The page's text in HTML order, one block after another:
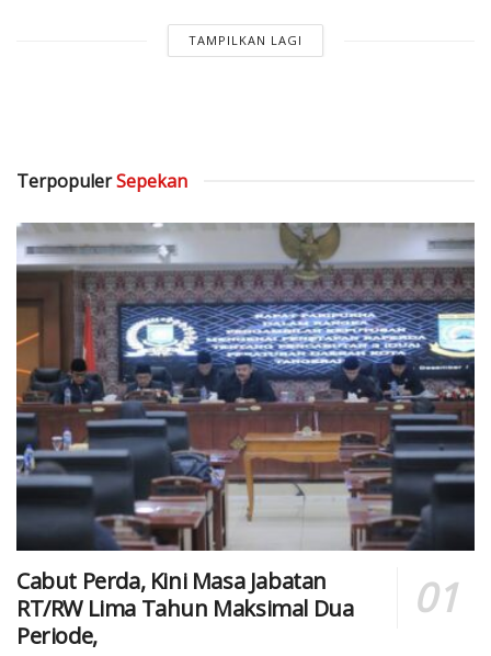
TAMPILKAN LAGI
TerpopulerSepekan
Cabut Perda, Kini Masa Jabatan
RT/RW Lima Tahun Maksimal Dua
Periode,